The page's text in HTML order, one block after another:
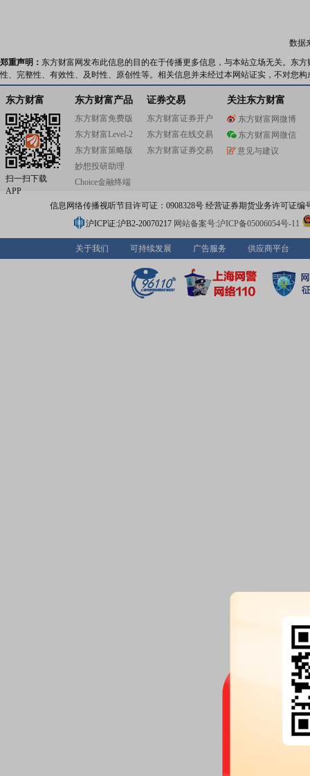
数据
郑重声明： 东方财富网发布此信息的目的在于传播更多信息，与本站立场无关。东
性、完整性、有效性、及时性、原创性等。相关信息并未经过本网站证实，不对您
东方财富
扫一扫下载
APP
东方财富产品
东方财富免费版
东方财富Level-2
东方财富策略版
妙想投研助理
Choice金融终端
证券交易
东方财富证券开户
东方财富在线交易
东方财富证券交易
关注东方财富
东方财富网微博
东方财富网微信
意见与建议
信息网络传播视听节目许可证：0908328号 经营证券期货业务许可证编
沪ICP证:沪B2-20070217 网站备案号:沪ICP备05006054号-11
关于我们 可持续发展 广告服务 供应商平台